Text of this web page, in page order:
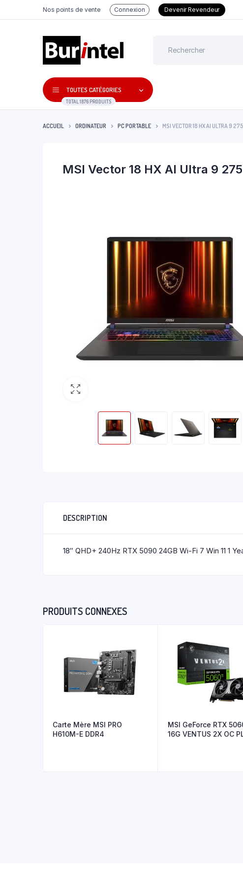
Nos points de vente Connexion Devenir Revendeur
TOUTES CATÉGORIES
TOTAL 1876 PRODUITS
ACCUEIL ORDINATEUR PC PORTABLE MSI VECTOR 18 HX AI ULTRA 9
MSI Vector 18 HX AI Ultra 9
DESCRIPTION
18″ QHD+ 240Hz RTX 5090 24GB Wi-Fi 7 Win 11 1
PRODUITS CONNEXES
Carte Mère MSI PRO
H610M-E DDR4
MSI GeForce RTX
16G VENTUS 2X OC